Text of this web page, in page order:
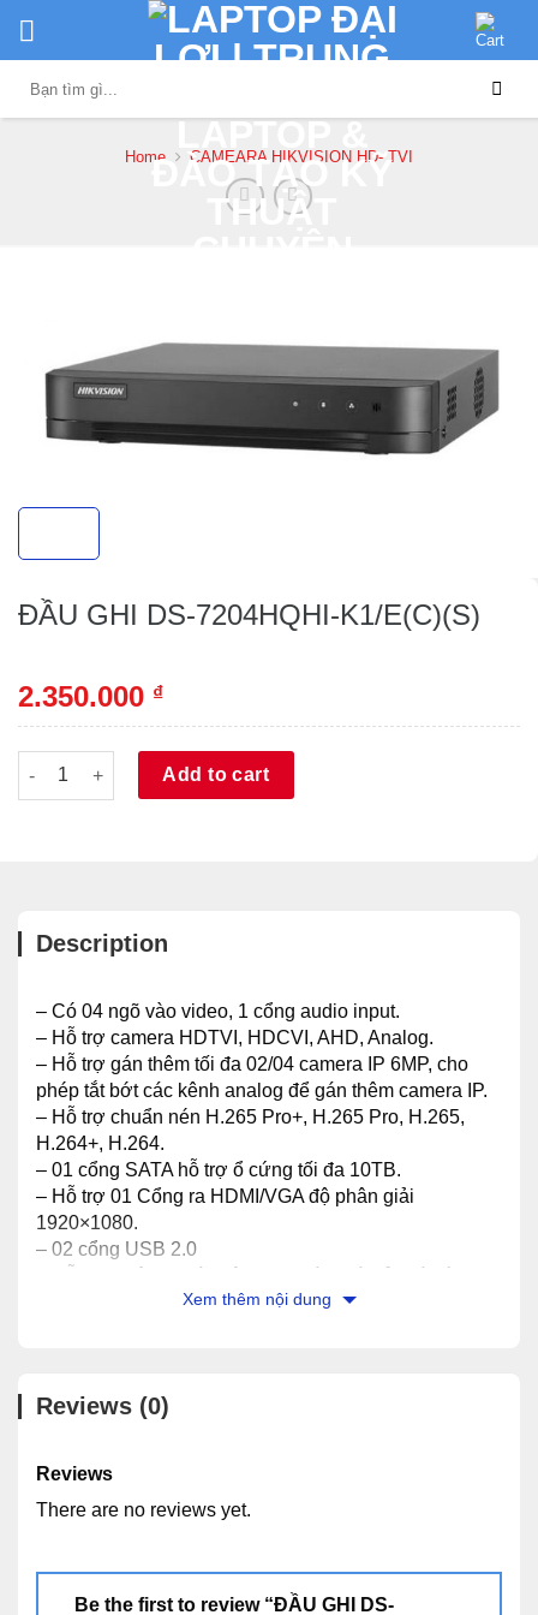
content
Home CAMEARA HIKVISION HD- TVI
ĐẦU GHI DS-7204HQHI-K1/E(C)(S)
2.350.000 ₫
ĐẦU GHI DS-7204HQHI-K1/E(C)(S) quantity
Add to cart
Description
– Có 04 ngõ vào video, 1 cổng audio input.
– Hỗ trợ camera HDTVI, HDCVI, AHD, Analog.
– Hỗ trợ gán thêm tối đa 02/04 camera IP 6MP, cho
phép tắt bớt các kênh analog để gán thêm camera IP.
– Hỗ trợ chuẩn nén H.265 Pro+, H.265 Pro, H.265,
H.264+, H.264.
– 01 cổng SATA hỗ trợ ổ cứng tối đa 10TB.
– Hỗ trợ 01 Cổng ra HDMI/VGA độ phân giải
1920×1080.
– 02 cổng USB 2.0
– Trọng lượng: ≤ 1.6kg.
kênh cho hình ảnh sắc nét gấp nhiều lần so với chuẩn
analog thông thường. Khả năng truyền hình ảnh HD
qua mạng tốt, hỗ trợ xem camera trên nhiều trình duyệt
hình Hikvision DS-7204HQHI-K1/Echo chuẩn nén
hình ảnh H.265+ tăng gấp 4 LẦN dung lượng lưu trữ.
Xem thêm nội dung
Reviews (0)
Reviews
There are no reviews yet.
Be the first to review “ĐẦU GHI DS-